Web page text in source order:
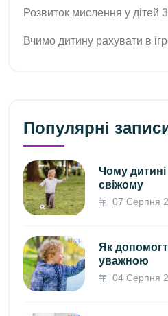
Розвиток мислення у дітей
Вчимо дитину рахувати в
Популярні
Чому
свіжому
07 Серпня
Як
уважною
04 Серпня